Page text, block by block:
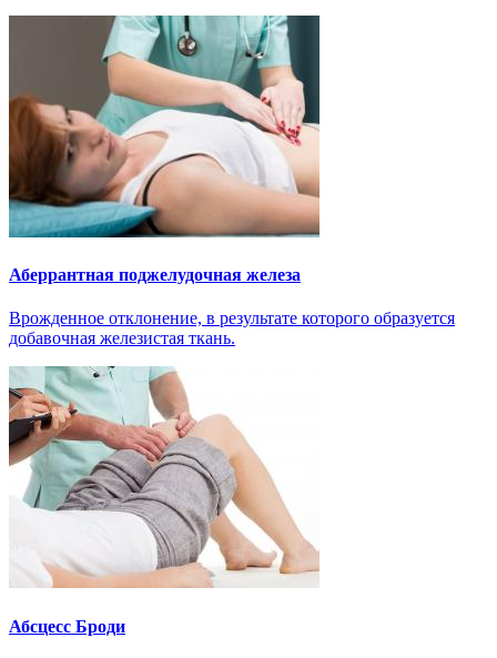
Аберрантная поджелудочная железа
Врожденное отклонение, в результате которого образуется
добавочная железистая ткань.
Абсцесс Броди